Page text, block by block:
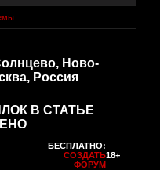
Ново-
Россия
В СТАТЬЕ
БЕСПЛАТНО:
СОЗДАТЬ
ФОРУМ
18+